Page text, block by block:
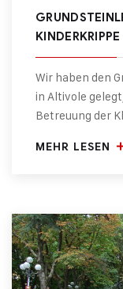
Wir haben den
in Altivole
Betreuung der
MEHR LESEN